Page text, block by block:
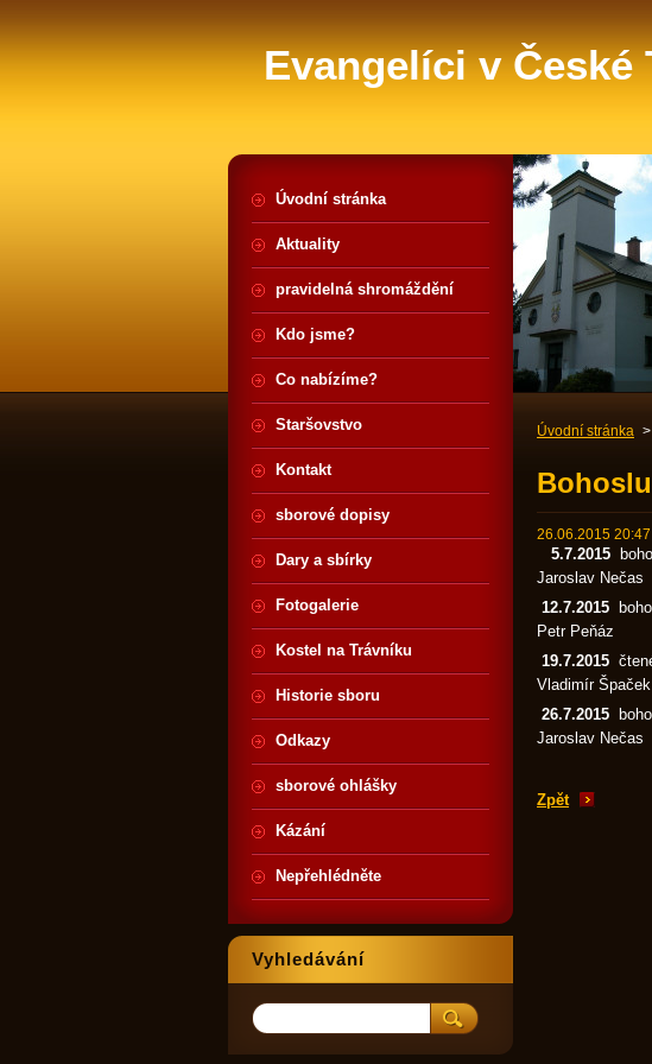
Evangelíci v České
Úvodní stránka >
26.06.2015 20:47
5.7.2015
Jaroslav Nečas
12.7.2015
Petr Peňáz
19.7.2015
Vladimír Špaček
26.7.2015
Jaroslav Nečas
Zpět
Úvodní stránka
Aktuality
pravidelná shromáždění
Kdo jsme?
Co nabízíme?
Staršovstvo
Kontakt
sborové dopisy
Dary a sbírky
Fotogalerie
Kostel na Trávníku
Historie sboru
Odkazy
sborové ohlášky
Kázání
Nepřehlédněte
Vyhledávání